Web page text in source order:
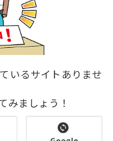
いるサイトありませ
みましょう！